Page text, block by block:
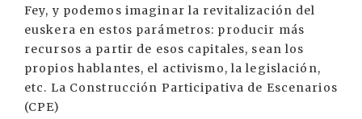
Fey, y podemos imaginar la revitalización del
euskera en estos parámetros: producir más
recursos a partir de esos capitales, sean los
propios hablantes, el activismo, la legislación,
etc. La Construcción Participativa de Escenarios
(CPE)